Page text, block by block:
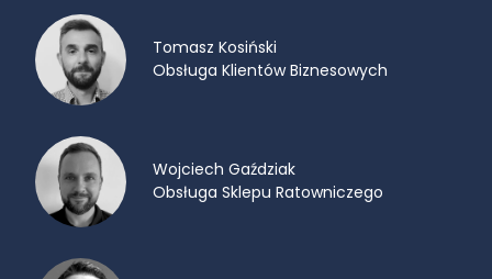
Tomasz Kosiński
Obsługa Klientów Biznesowych
Wojciech Gaździak
Obsługa Sklepu Ratowniczego